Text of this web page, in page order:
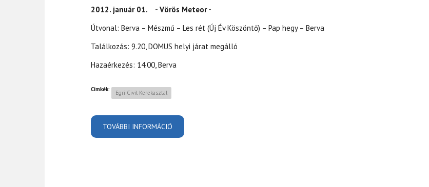
2012. január 01. - Vörös Meteor -
Útvonal: Berva – Mészmű – Les rét (Új Év Köszöntő) – Pap hegy – Berva
Találkozás: 9.20, DOMUS helyi járat megálló
Hazaérkezés: 14.00, Berva
Címkék: Egri Civil Kerekasztal
TOVÁBBI INFORMÁCIÓ